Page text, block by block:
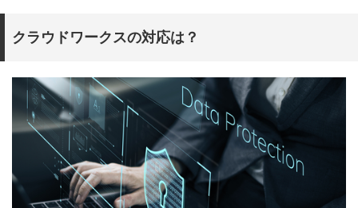
クラウドワークスの対応は？